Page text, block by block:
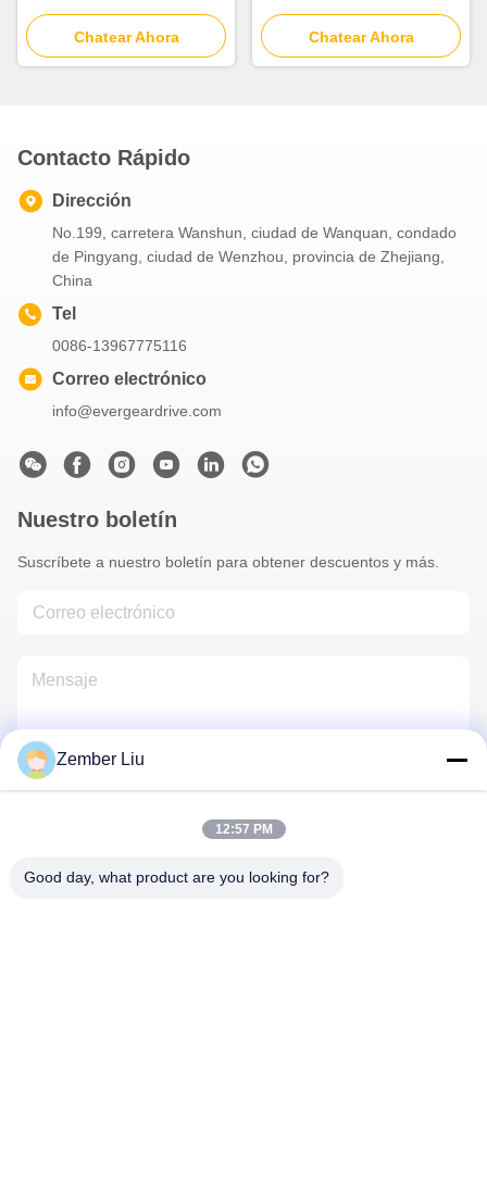
vehículos recreativos Motor
de engranaje helicoidal de
aluminio Construcción de
Chatear Ahora
Rango de potencia 0,06 a
22kw Color azul o plateado
Diseñado para una larga
Chatear Ahora
Contacto Rápido
Dirección
No.199, carretera Wanshun, ciudad de Wanquan, condado
de Pingyang, ciudad de Wenzhou, provincia de Zhejiang,
China
Tel
0086-13967775116
Correo electrónico
info@evergeardrive.com
Nuestro boletín
Suscríbete a nuestro boletín para obtener descuentos y más.
Zember Liu
12:57 PM
Good day, what product are you looking for?